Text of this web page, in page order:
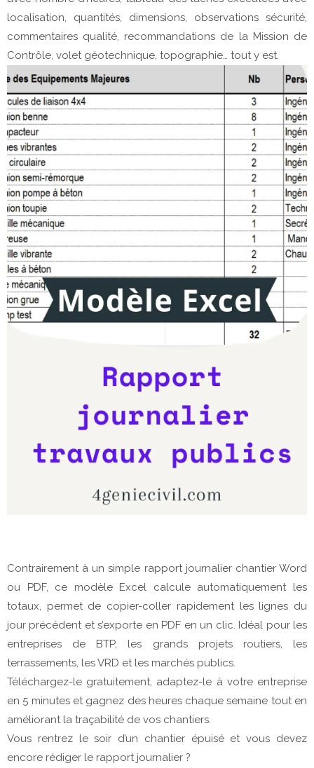
localisation, quantités, dimensions, observations sécurité,
commentaires qualité, recommandations de la Mission de
Contrôle, volet géotechnique, topographie… tout y est.
Contrairement à un simple rapport journalier chantier Word
ou PDF, ce modèle Excel calcule automatiquement les
totaux, permet de copier-coller rapidement les lignes du
jour précédent et s’exporte en PDF en un clic. Idéal pour les
entreprises de BTP, les grands projets routiers, les
terrassements, les VRD et les marchés publics.
Téléchargez-le gratuitement, adaptez-le à votre entreprise
en 5 minutes et gagnez des heures chaque semaine tout en
améliorant la traçabilité de vos chantiers.
Vous rentrez le soir d’un chantier épuisé et vous devez
encore rédiger le rapport journalier ?